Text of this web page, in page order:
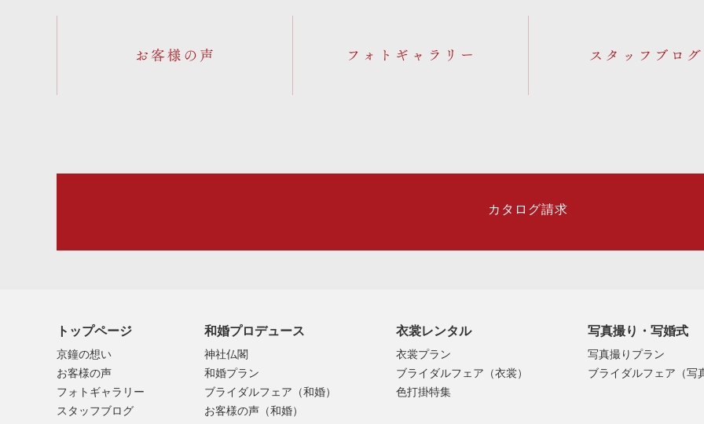
お客様の声 フォトギャラリー
カタログ請求
トップページ
京鐘の想い
お客様の声
フォトギャラリー
スタッフブログ
和婚プロデュース
神社仏閣
和婚プラン
ブライダルフェア（和婚）
お客様の声（和婚）
衣裳レンタル
衣裳プラン
ブライダルフェア（衣裳）
色打掛特集
写真撮り・写婚式
写真撮りプラン
ブライダルフェア（写